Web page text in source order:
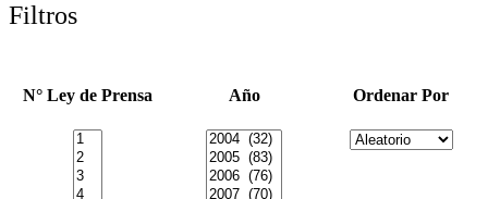
Filtros
N° Ley de Prensa Año Ordenar Por